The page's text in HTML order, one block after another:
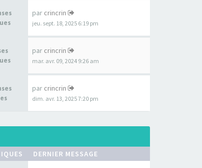
par crincrin
jeu. sept. 18, 2025 6:19 pm
par crincrin
mar. avr. 09, 2024 9:26 am
par crincrin
dim. avr. 13, 2025 7:20 pm
DERNIER MESSAGE